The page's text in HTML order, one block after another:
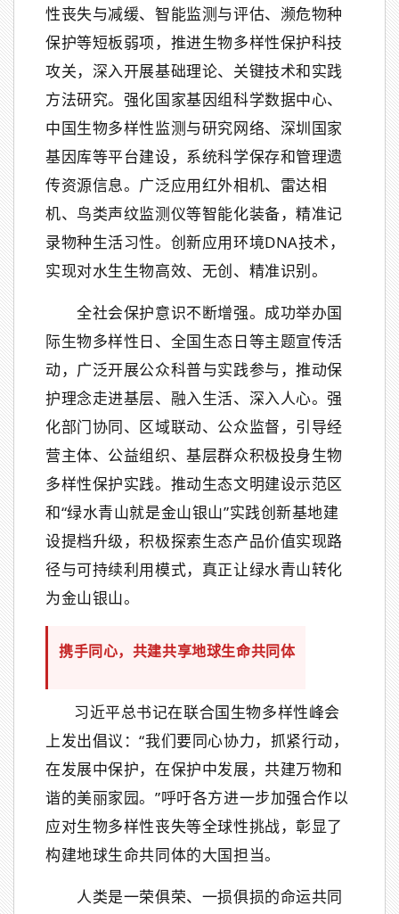
性丧失与减缓、智能监测与评估、濒危物种
保护等短板弱项，推进生物多样性保护科技
攻关，深入开展基础理论、关键技术和实践
方法研究。强化国家基因组科学数据中心、
中国生物多样性监测与研究网络、深圳国家
基因库等平台建设，系统科学保存和管理遗
传资源信息。广泛应用红外相机、雷达相
机、鸟类声纹监测仪等智能化装备，精准记
录物种生活习性。创新应用环境DNA技术，
实现对水生生物高效、无创、精准识别。
全社会保护意识不断增强。成功举办国
际生物多样性日、全国生态日等主题宣传活
动，广泛开展公众科普与实践参与，推动保
护理念走进基层、融入生活、深入人心。强
化部门协同、区域联动、公众监督，引导经
营主体、公益组织、基层群众积极投身生物
多样性保护实践。推动生态文明建设示范区
和“绿水青山就是金山银山”实践创新基地建
设提档升级，积极探索生态产品价值实现路
径与可持续利用模式，真正让绿水青山转化
为金山银山。
携手同心，共建共享地球生命共同体
习近平总书记在联合国生物多样性峰会
上发出倡议：“我们要同心协力，抓紧行动，
在发展中保护，在保护中发展，共建万物和
谐的美丽家园。”呼吁各方进一步加强合作以
应对生物多样性丧失等全球性挑战，彰显了
构建地球生命共同体的大国担当。
人类是一荣俱荣、一损俱损的命运共同